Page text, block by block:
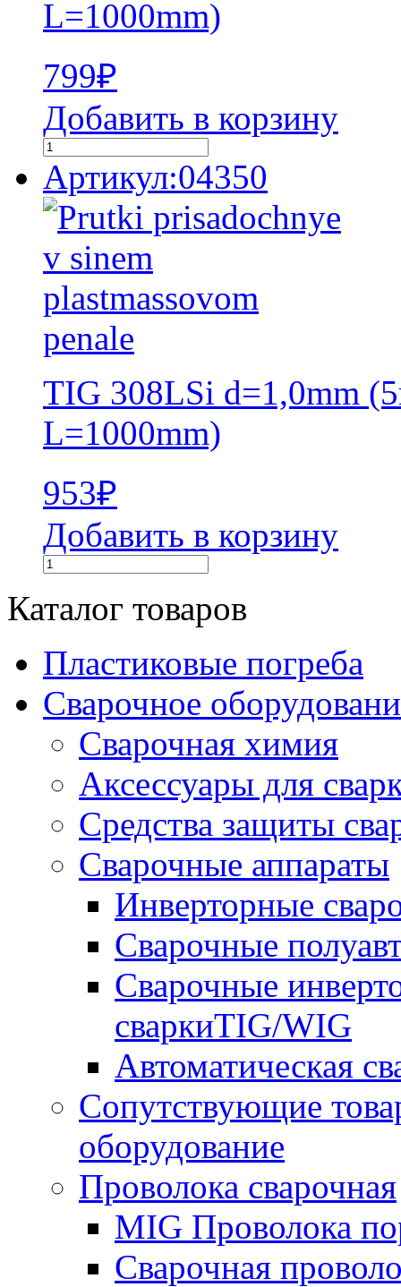
L=1000mm)
799₽
Добавить в корзину
Артикул:04350
TIG 308LSi d=1,0mm
L=1000mm)
953₽
Добавить в корзину
Каталог товаров
Пластиковые погреба
Сварочное
Сварочная химия
Аксессуары для
Средства защиты
Сварочные аппараты
Инверторные
Сварочные
Сварочные
сваркиTIG/WIG
Автоматическая
Сопутствующие
оборудование
Проволока сварочная
MIG Проволока
Сварочная